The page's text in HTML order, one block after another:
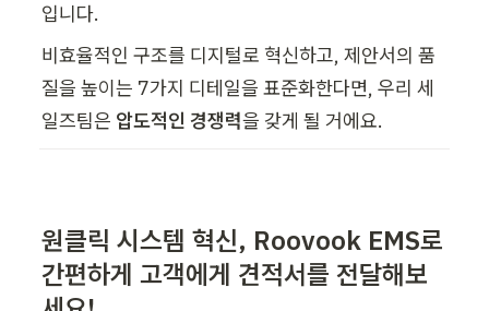
입니다.
비효율적인 구조를 디지털로 혁신하고, 제안서의 품
질을 높이는 7가지 디테일을 표준화한다면, 우리 세
일즈팀은 압도적인 경쟁력을 갖게 될 거에요.
원클릭 시스템 혁신, Roovook EMS로
간편하게 고객에게 견적서를 전달해보